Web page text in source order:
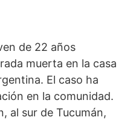
de 22 años
muerta en la casa
El caso ha
en la comunidad.
al sur de Tucumán,